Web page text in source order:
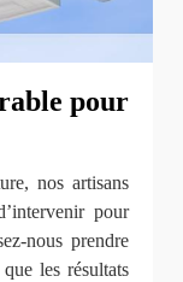
pour
nos artisans
pour
nous prendre
les résultats